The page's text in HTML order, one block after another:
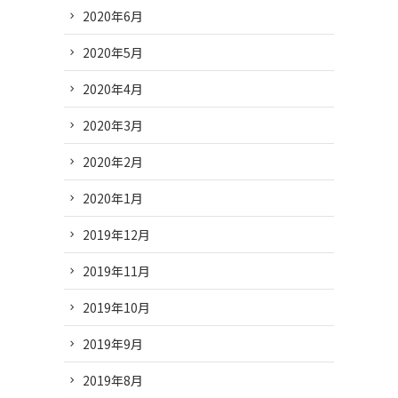
2020年6月
2020年5月
2020年4月
2020年3月
2020年2月
2020年1月
2019年12月
2019年11月
2019年10月
2019年9月
2019年8月